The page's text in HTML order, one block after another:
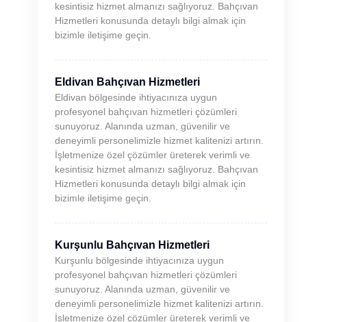
kesintisiz hizmet almanızı sağlıyoruz. Bahçıvan
Hizmetleri konusunda detaylı bilgi almak için
bizimle iletişime geçin.
Eldivan Bahçıvan Hizmetleri
Eldivan bölgesinde ihtiyacınıza uygun
profesyonel bahçıvan hizmetleri çözümleri
sunuyoruz. Alanında uzman, güvenilir ve
deneyimli personelimizle hizmet kalitenizi artırın.
İşletmenize özel çözümler üreterek verimli ve
kesintisiz hizmet almanızı sağlıyoruz. Bahçıvan
Hizmetleri konusunda detaylı bilgi almak için
bizimle iletişime geçin.
Kurşunlu Bahçıvan Hizmetleri
Kurşunlu bölgesinde ihtiyacınıza uygun
profesyonel bahçıvan hizmetleri çözümleri
sunuyoruz. Alanında uzman, güvenilir ve
deneyimli personelimizle hizmet kalitenizi artırın.
İşletmenize özel çözümler üreterek verimli ve